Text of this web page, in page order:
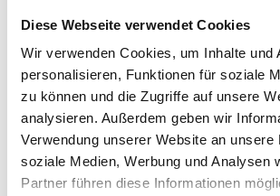
Diese Webseite verwendet Cookies
Wir verwenden Cookies, um Inhalte und
personalisieren, Funktionen für soziale
zu können und die Zugriffe auf unsere
analysieren. Außerdem geben wir
Verwendung unserer Website an unsere
soziale Medien, Werbung und Analysen
Partner führen diese Informationen
abMinute 08:22exklusive Einblicke in
Bodenproben-Service
. Von der
Feld, über die Analyse im Labor, bis
Auswertung in NEXT Farming Pro: